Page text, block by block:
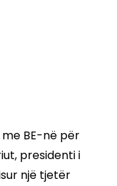
BE-në për
presidenti i
një tjetër